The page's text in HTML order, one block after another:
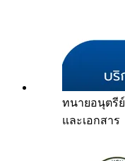
ทนายอนุตรีย์
และเอกสาร